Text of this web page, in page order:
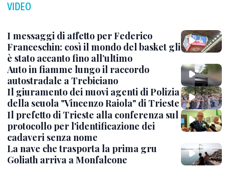
VIDEO
I messaggi di affetto per Federico
Franceschin: così il mondo del basket gli
è stato accanto fino all’ultimo
Auto in fiamme lungo il raccordo
autostradale a Trebiciano
Il giuramento dei nuovi agenti di Polizia
della scuola "Vincenzo Raiola" di Trieste
Il prefetto di Trieste alla conferenza sul
protocollo per l'identificazione dei
cadaveri senza nome
La nave che trasporta la prima gru
Goliath arriva a Monfalcone